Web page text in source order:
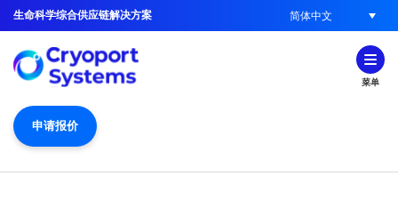
生命科学综合供应链解决方案 简体中文
菜单
申请报价